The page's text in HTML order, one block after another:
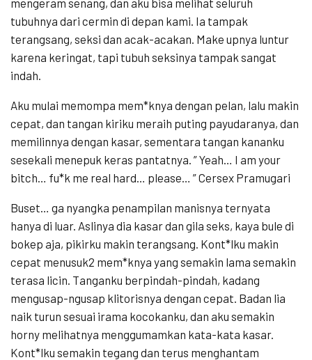
tubuhnya dari cermin di depan kami. Ia tampak
terangsang, seksi dan acak-acakan. Make upnya luntur
karena keringat, tapi tubuh seksinya tampak sangat
indah.
Aku mulai memompa mem*knya dengan pelan, lalu makin
cepat, dan tangan kiriku meraih puting payudaranya, dan
memilinnya dengan kasar, sementara tangan kananku
sesekali menepuk keras pantatnya. ” Yeah… I am your
bitch… fu*k me real hard… please… ” Cersex Pramugari
Buset… ga nyangka penampilan manisnya ternyata
hanya di luar. Aslinya dia kasar dan gila seks, kaya bule di
bokep aja, pikirku makin terangsang. Kont*lku makin
cepat menusuk2 mem*knya yang semakin lama semakin
terasa licin. Tanganku berpindah-pindah, kadang
mengusap-ngusap klitorisnya dengan cepat. Badan lia
naik turun sesuai irama kocokanku, dan aku semakin
horny melihatnya menggumamkan kata-kata kasar.
Kont*lku semakin tegang dan terus menghantam